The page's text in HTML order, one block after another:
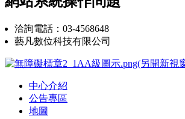
洽詢電話：03-4568648
藝凡數位科技有限公司
中心介紹
公告專區
地圖